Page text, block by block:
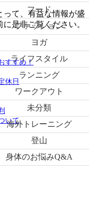
フード
ファッション
ヨガ
ライフスタイル
ランニング
ワークアウト
未分類
海外トレーニング
登山
身体のお悩みQ&A
って、有益な情報が盛
是非ご覧ください。
すすめ！
休日
いて